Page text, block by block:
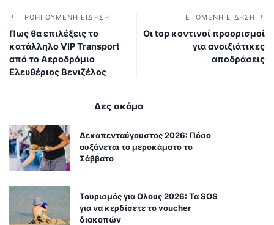
ΠΡΟΗΓΟΎΜΕΝΗ ΕΊΔΗΣΗ
Πως θα επιλέξεις το
κατάλληλο VIP Transport
από το Αεροδρόμιο
Ελευθέριος Βενιζέλος
ΕΠΌΜΕΝΗ ΕΊΔΗΣΗ
Οι top κοντινοί προορισμοί
για ανοιξιάτικες
αποδράσεις
Δες ακόμα
Δεκαπενταύγουστος 2026: Πόσο
αυξάνεται το μεροκάματο το
Σάββατο
Τουρισμός για Ολους 2026: Τα SOS
για να κερδίσετε το voucher
διακοπών